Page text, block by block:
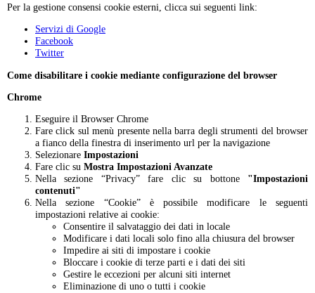
Per la gestione consensi cookie esterni, clicca sui seguenti link:
Servizi di Google
Facebook
Twitter
Come disabilitare i cookie mediante configurazione del browser
Chrome
Eseguire il Browser Chrome
Fare click sul menù presente nella barra degli strumenti del browser
a fianco della finestra di inserimento url per la navigazione
Selezionare Impostazioni
Fare clic su Mostra Impostazioni Avanzate
Nella sezione “Privacy” fare clic su bottone "Impostazioni
contenuti"
Nella sezione “Cookie” è possibile modificare le seguenti
impostazioni relative ai cookie:
Consentire il salvataggio dei dati in locale
Modificare i dati locali solo fino alla chiusura del browser
Impedire ai siti di impostare i cookie
Bloccare i cookie di terze parti e i dati dei siti
Gestire le eccezioni per alcuni siti internet
Eliminazione di uno o tutti i cookie